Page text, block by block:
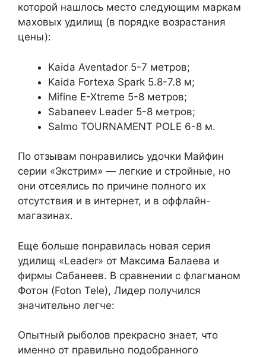
которой нашлось место следующим маркам
маховых удилищ (в порядке возрастания
цены):
Kaida Aventador 5-7 метров;
Kaida Fortexa Spark 5.8-7.8 м;
Mifine E-Xtreme 5-8 метров;
Sabaneev Leader 5-8 метров;
Salmo TOURNAMENT POLE 6-8 м.
По отзывам понравились удочки Майфин
серии «Экстрим» — легкие и стройные, но
они отсеялись по причине полного их
отсутствия и в интернет, и в оффлайн-
магазинах.
Еще больше понравилась новая серия
удилищ «Leader» от Максима Балаева и
фирмы Сабанеев. В сравнении с флагманом
Фотон (Foton Tele), Лидер получился
значительно легче:
Опытный рыболов прекрасно знает, что
именно от правильно подобранного